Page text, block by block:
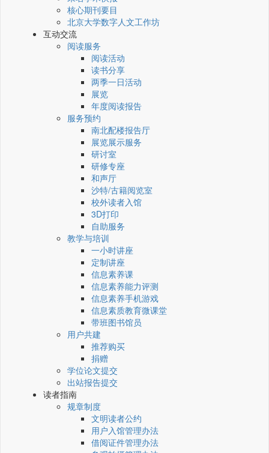
核心期刊要目
北京大学数字人文工作坊
互动交流
阅读服务
阅读活动
读书分享
两季一日活动
展览
年度阅读报告
服务预约
南北配楼报告厅
展览展示服务
研讨室
研修专座
和声厅
沙特/古籍阅览室
校外读者入馆
3D打印
自助服务
教学与培训
一小时讲座
定制讲座
信息素养课
信息素养能力评测
信息素养手机游戏
信息素质教育微课堂
带班图书馆员
用户共建
推荐购买
捐赠
学位论文提交
出站报告提交
读者指南
规章制度
文明读者公约
用户入馆管理办法
借阅证件管理办法